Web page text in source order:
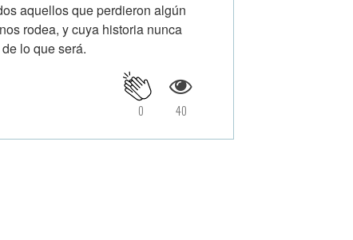
aquellos que perdieron algún
rodea, y cuya historia nunca
lo que será.
40
0